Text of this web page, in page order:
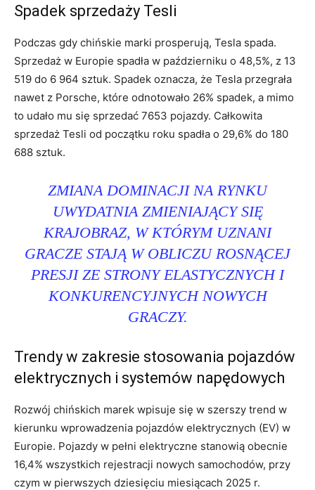
Spadek sprzedaży Tesli
Podczas gdy chińskie marki prosperują, Tesla spada.
Sprzedaż w Europie spadła w październiku o 48,5%, z 13
519 do 6 964 sztuk. Spadek oznacza, że ​​Tesla przegrała
nawet z Porsche, które odnotowało 26% spadek, a mimo
to udało mu się sprzedać 7653 pojazdy. Całkowita
sprzedaż Tesli od początku roku spadła o 29,6% do 180
688 sztuk.
ZMIANA DOMINACJI NA RYNKU
UWYDATNIA ZMIENIAJĄCY SIĘ
KRAJOBRAZ, W KTÓRYM UZNANI
GRACZE STAJĄ W OBLICZU ROSNĄCEJ
PRESJI ZE STRONY ELASTYCZNYCH I
KONKURENCYJNYCH NOWYCH
GRACZY.
Trendy w zakresie stosowania pojazdów
elektrycznych i systemów napędowych
Rozwój chińskich marek wpisuje się w szerszy trend w
kierunku wprowadzenia pojazdów elektrycznych (EV) w
Europie. Pojazdy w pełni elektryczne stanowią obecnie
16,4% wszystkich rejestracji nowych samochodów, przy
czym w pierwszych dziesięciu miesiącach 2025 r.